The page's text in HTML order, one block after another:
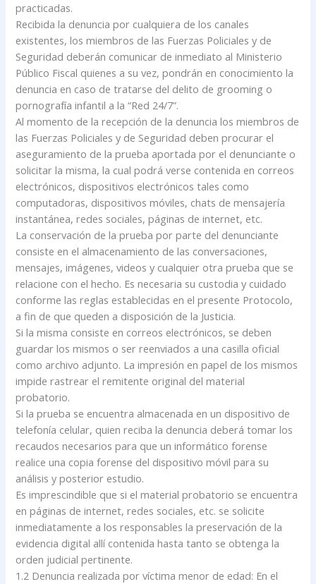
practicadas.
Recibida la denuncia por cualquiera de los canales
existentes, los miembros de las Fuerzas Policiales y de
Seguridad deberán comunicar de inmediato al Ministerio
Público Fiscal quienes a su vez, pondrán en conocimiento la
denuncia en caso de tratarse del delito de grooming o
pornografía infantil a la “Red 24/7”.
Al momento de la recepción de la denuncia los miembros de
las Fuerzas Policiales y de Seguridad deben procurar el
aseguramiento de la prueba aportada por el denunciante o
solicitar la misma, la cual podrá verse contenida en correos
electrónicos, dispositivos electrónicos tales como
computadoras, dispositivos móviles, chats de mensajería
instantánea, redes sociales, páginas de internet, etc.
La conservación de la prueba por parte del denunciante
consiste en el almacenamiento de las conversaciones,
mensajes, imágenes, videos y cualquier otra prueba que se
relacione con el hecho. Es necesaria su custodia y cuidado
conforme las reglas establecidas en el presente Protocolo,
a fin de que queden a disposición de la Justicia.
Si la misma consiste en correos electrónicos, se deben
guardar los mismos o ser reenviados a una casilla oficial
como archivo adjunto. La impresión en papel de los mismos
impide rastrear el remitente original del material
probatorio.
Si la prueba se encuentra almacenada en un dispositivo de
telefonía celular, quien reciba la denuncia deberá tomar los
recaudos necesarios para que un informático forense
realice una copia forense del dispositivo móvil para su
análisis y posterior estudio.
Es imprescindible que si el material probatorio se encuentra
en páginas de internet, redes sociales, etc. se solicite
inmediatamente a los responsables la preservación de la
evidencia digital allí contenida hasta tanto se obtenga la
orden judicial pertinente.
1.2 Denuncia realizada por víctima menor de edad: En el